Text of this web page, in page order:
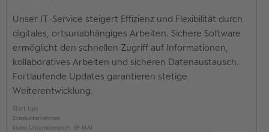
Unser IT-Service steigert Effizienz und Flexibilität durch
digitales, ortsunabhängiges Arbeiten. Sichere Software
ermöglicht den schnellen Zugriff auf Informationen,
kollaboratives Arbeiten und sicheren Datenaustausch.
Fortlaufende Updates garantieren stetige
Weiterentwicklung.
Start Ups
Einzelunternehmen
kleine Unternehmen (< 49 MA)